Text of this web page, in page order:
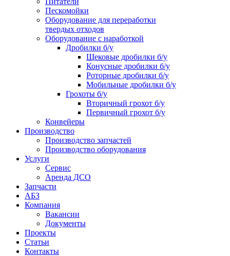
Пескомойки
Оборудование для переработки
твердых отходов
Оборудование с наработкой
Дробилки б/у
Щековые дробилки б/у
Конусные дробилки б/у
Роторные дробилки б/у
Мобильные дробилки б/у
Грохоты б/у
Вторичный грохот б/у
Первичный грохот б/у
Конвейеры
Производство
Производство запчастей
Производство оборудования
Услуги
Сервис
Аренда ДСО
Запчасти
АБЗ
Компания
Вакансии
Документы
Проекты
Статьи
Контакты